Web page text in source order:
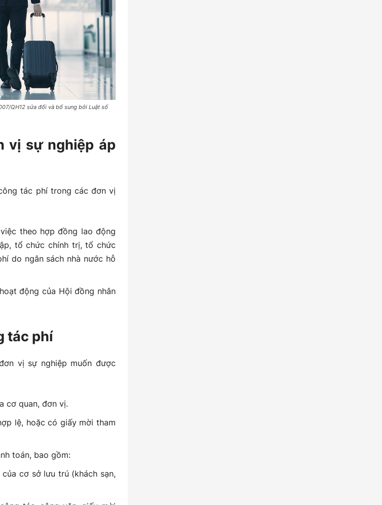
QH12 sửa đổi và bổ sung bởi Luật số
vị sự nghiệp áp
tác phí trong các đơn vị
theo hợp đồng lao động
tổ chức chính trị, tổ chức
do ngân sách nhà nước hỗ
động của Hội đồng nhân
tác phí
vị sự nghiệp muốn được
cơ quan, đơn vị.
lệ, hoặc có giấy mời tham
toán, bao gồm:
cơ sở lưu trú (khách sạn,